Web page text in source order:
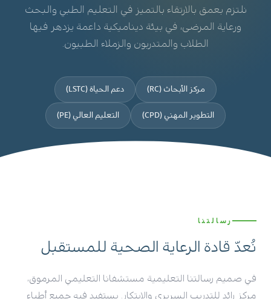
نلتزم بعمق بالارتقاء بالتميز في التعليم الطبي والبحث
ورعاية المرضى، في بيئة ديناميكية داعمة يزدهر فيها
الطلاب والمتدربون والزملاء الطبيون.
مركز الأبحاث (RC) دعم الحياة (LSTC)
التطوير المهني (CPD) التعليم العالي (PE)
رسالتنا
نُعدّ قادة الرعاية الصحية للمستقبل
في صميم رسالتنا التعليمية مستشفانا التعليمي المرموق،
مركز رائد للتدريب السريري والابتكار. يستفيد فيه جميع أطباء